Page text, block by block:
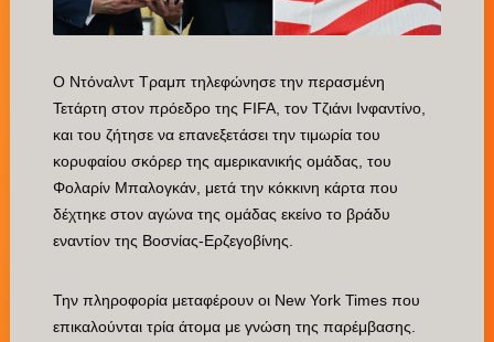
Ο Ντόναλντ Τραμπ τηλεφώνησε την περασμένη
Τετάρτη στον πρόεδρο της FIFA, τον Τζιάνι Ινφαντίνο,
και του ζήτησε να επανεξετάσει την τιμωρία του
κορυφαίου σκόρερ της αμερικανικής ομάδας, του
Φολαρίν Μπαλογκάν, μετά την κόκκινη κάρτα που
δέχτηκε στον αγώνα της ομάδας εκείνο το βράδυ
εναντίον της Βοσνίας-Ερζεγοβίνης.
Την πληροφορία μεταφέρουν οι New York Times που
επικαλούνται τρία άτομα με γνώση της παρέμβασης.